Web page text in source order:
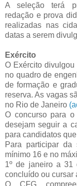
A seleção terá
redação e prova
realizadas nas
datas a serem
Exército
O Exército
no quadro de
de formação e
reserva. As vagas
no Rio de Janeiro
O concurso para
desejam seguir a
para candidatos
Para participar da
mínimo 16 e no
1º de janeiro a 31
concluído ou cursar
O CFG